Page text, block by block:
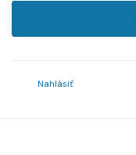
Nahlásiť